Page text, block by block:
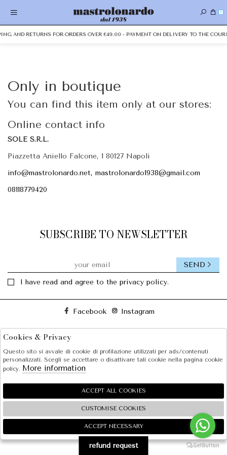
0
AND RETURNS FOR ORDERS OVER €49.00 - PAYMENT ON DELIVERY TO THE
Only in boutique
You can find this item only at our stores:
Online contact info
SOLE S.R.L.
Piazzetta Aniello Falcone, 1 80127 Napoli
info@mastrolonardo.net, mastrolonardo1938@gmail.com
08118779420
SUBSCRIBE TO NEWSLETTER
I have read and agree to the privacy policy.
SEND
Facebook Instagram
SHOPPING
EXTRA
gruppo Zucchetti
🍪
refund request
Cookies & Privacy
Questo sito si avvale di cookie di profilazione utilizzati per ads/contenuti
personalizzati. Scegli se accettare o disattivare tali cookie nella pagina cookie
policy. More information
ACCEPT ALL COOKIES
CUSTOMISE COOKIES
ACCEPT NECESSARY